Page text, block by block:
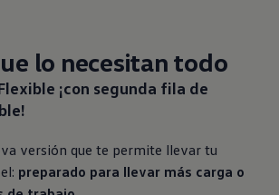
lo necesitan todo
¡con segunda fila de
versión que te permite llevar tu
preparado para llevar más carga o